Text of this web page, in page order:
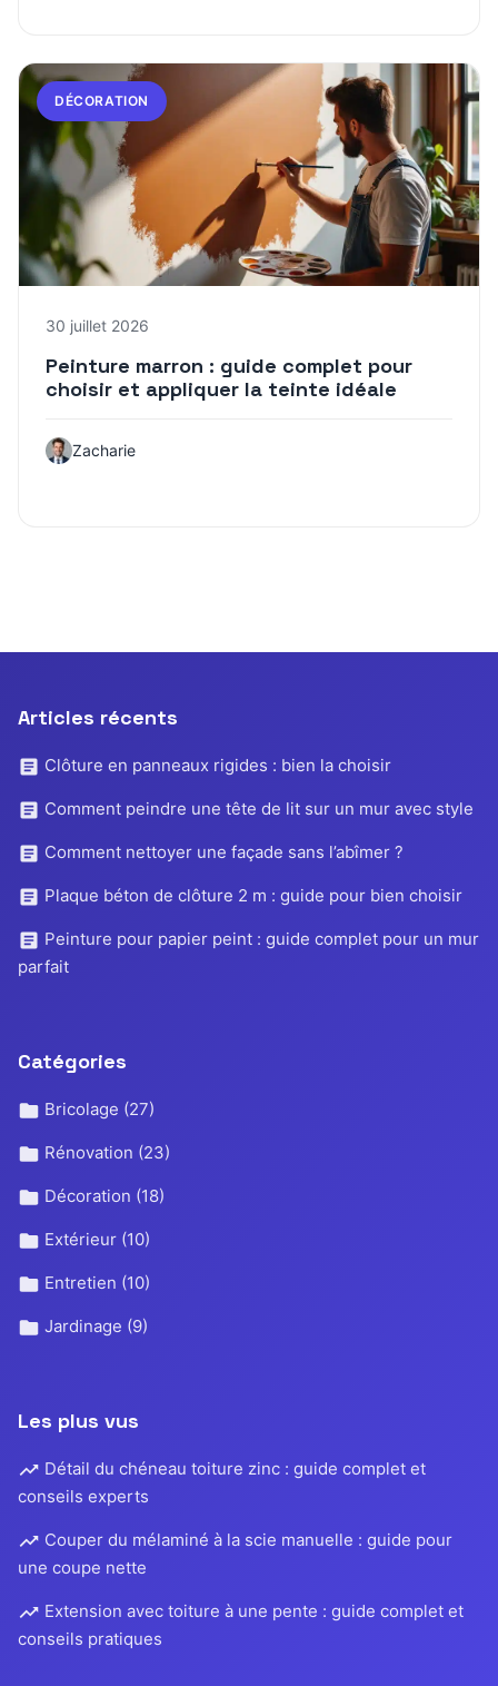
DÉCORATION
30 juillet 2026
Peinture marron : guide complet pour
choisir et appliquer la teinte idéale
Zacharie
Articles récents
Clôture en panneaux rigides : bien la choisir
Comment peindre une tête de lit sur un mur avec style
Comment nettoyer une façade sans l’abîmer ?
Plaque béton de clôture 2 m : guide pour bien choisir
Peinture pour papier peint : guide complet pour un mur
parfait
Catégories
Bricolage (27)
Rénovation (23)
Décoration (18)
Extérieur (10)
Entretien (10)
Jardinage (9)
Les plus vus
Détail du chéneau toiture zinc : guide complet et
conseils experts
Couper du mélaminé à la scie manuelle : guide pour
une coupe nette
Extension avec toiture à une pente : guide complet et
conseils pratiques